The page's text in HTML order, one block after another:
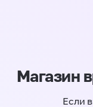
Магазин
Если